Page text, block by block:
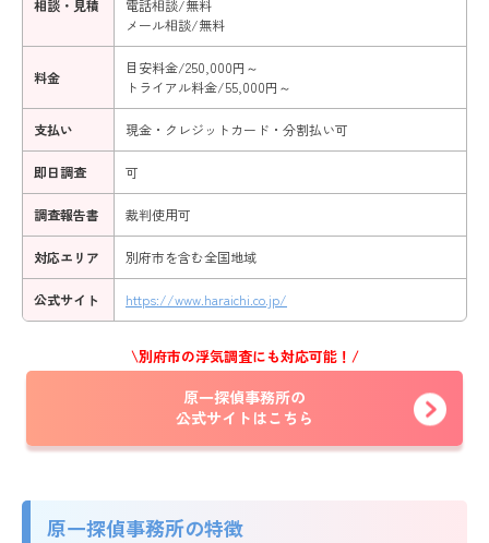
相談・見積
電話相談/無料
メール相談/無料
料金
目安料金/250,000円～
トライアル料金/55,000円～
支払い 現金・クレジットカード・分割払い可
即日調査 可
調査報告書 裁判使用可
対応エリア 別府市を含む全国地域
公式サイト https://www.haraichi.co.jp/
\別府市の浮気調査にも対応可能！/
原一探偵事務所の
公式サイトはこちら
原一探偵事務所の特徴